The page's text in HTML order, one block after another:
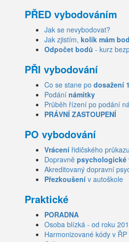
PŘED vybodováním
Jak se nevybodovat?
Jak zjistím, kolik mám
Odpočet bodů - kurz
PŘI vybodování
Co se stane po dosažení
Podání námitky
Průběh řízení po podání
PRÁVNÍ ZASTOUPENÍ
PO vybodování
Vrácení řidičského průkazu
Dopravně psychologické
Akreditovaný dopravní
Přezkoušení v autoškole
Praktické
PORADNA
Osoba blízká - od roku
Harmonizované kódy v ŘP